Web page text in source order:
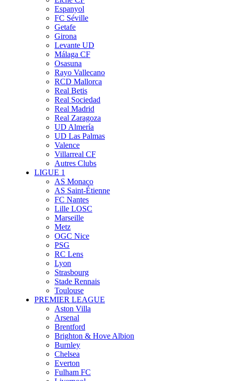
Espanyol
FC Séville
Getafe
Girona
Levante UD
Málaga CF
Osasuna
Rayo Vallecano
RCD Mallorca
Real Betis
Real Sociedad
Real Madrid
Real Zaragoza
UD Almería
UD Las Palmas
Valence
Villarreal CF
Autres Clubs
LIGUE 1
AS Monaco
AS Saint-Étienne
FC Nantes
Lille LOSC
Marseille
Metz
OGC Nice
PSG
RC Lens
Lyon
Strasbourg
Stade Rennais
Toulouse
PREMIER LEAGUE
Aston Villa
Arsenal
Brentford
Brighton & Hove Albion
Burnley
Chelsea
Everton
Fulham FC